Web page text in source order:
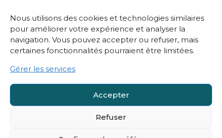
Nous utilisons des cookies et technologies similaires
pour améliorer votre expérience et analyser la
navigation. Vous pouvez accepter ou refuser, mais
certaines fonctionnalités pourraient être limitées.
Gérer les services
Accepter
Refuser
Politique de confidentialité
Conditions générales de vente